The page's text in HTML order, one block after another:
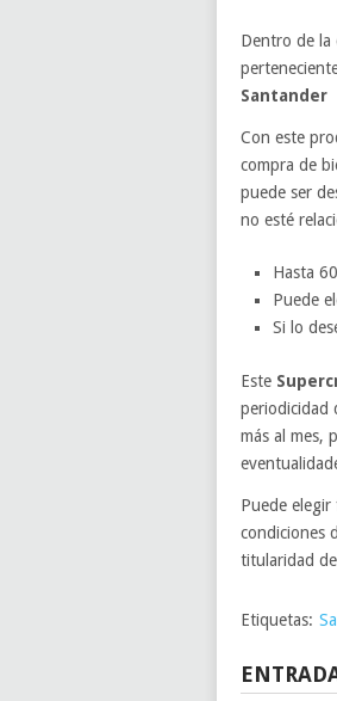
Dentro de la
Santander
Con este
compra de
puede ser
no esté
Hasta
Puede
Si lo
Este
periodicidad
más al mes,
Puede
condiciones
titularidad
Etiquetas: